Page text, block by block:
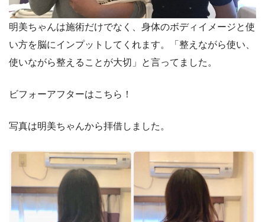
明美ちゃんは施術だけでなく、身体のボディイメージと使
い方を脳にインプットしてくれます。「整えながら使い、
使いながら整えることが大切」と言ってました。
ビフォーアフターはこちら！
写真は明美ちゃんから拝借しました。